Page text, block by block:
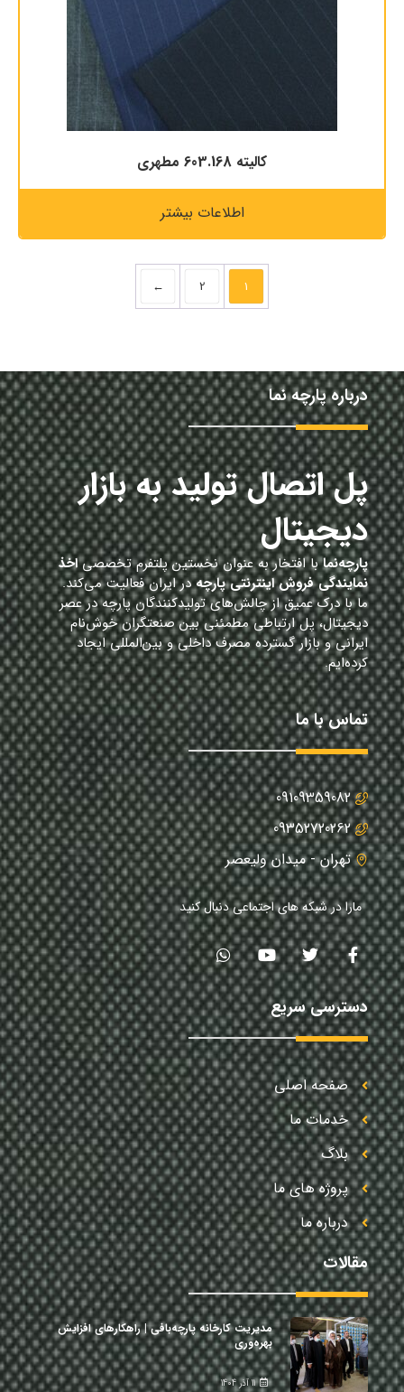
کالیته 603.168 مطهری
اطلاعات بیشتر
1
2
←
درباره پارچه نما
پل اتصال تولید به بازار
دیجیتال
پارچه‌نمابا افتخار به عنوان نخستین پلتفرم تخصصیاخذ
نمایندگی فروش اینترنتی پارچهدر ایران فعالیت می‌کند.
ما با درک عمیق از چالش‌های تولیدکنندگان پارچه در عصر
دیجیتال، پل ارتباطی مطمئنی بین صنعتگران خوش‌نام
ایرانی و بازار گسترده مصرف داخلی و بین‌المللی ایجاد
کرده‌ایم.
تماس با ما
09109359082
09352720262
تهران - میدان ولیعصر
مارا در شبکه های اجتماعی دنبال کنید
دسترسی سریع
صفحه اصلی
خدمات ما
بلاگ
پروژه های ما
درباره ما
مقالات
مدیریت کارخانه پارچه‌بافی | راهکارهای افزایش
بهره‌وری
11 آذر 1404